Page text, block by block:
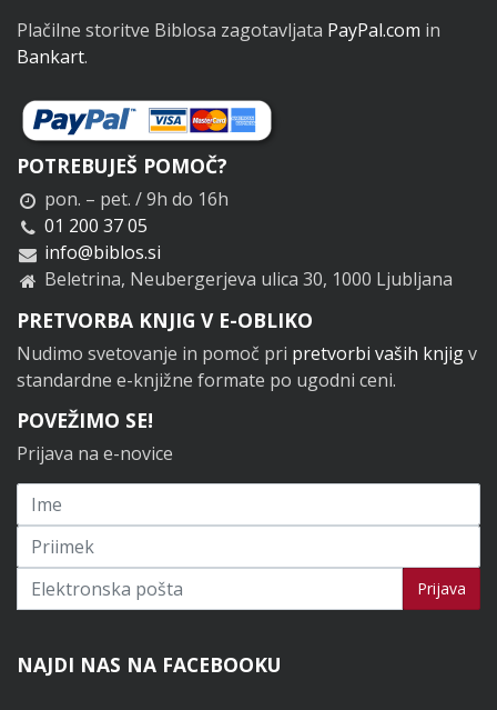
Plačilne storitve Biblosa zagotavljata PayPal.com in
Bankart.
POTREBUJEŠ POMOČ?
pon. – pet. / 9h do 16h
01 200 37 05
info@biblos.si
Beletrina, Neubergerjeva ulica 30, 1000 Ljubljana
PRETVORBA KNJIG V E-OBLIKO
Nudimo svetovanje in pomoč pri pretvorbi vaših knjigv
standardne e-knjižne formate po ugodni ceni.
POVEŽIMO SE!
Prijava na e-novice
Prijavi se na novice Prijava
NAJDI NAS NA FACEBOOKU